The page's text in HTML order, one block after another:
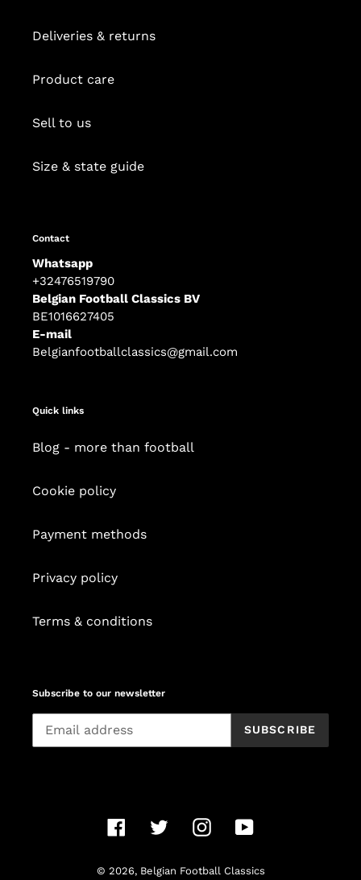
Deliveries & returns
Product care
Sell to us
Size & state guide
Contact
Whatsapp
+32476519790
Belgian Football Classics BV
BE1016627405
E-mail
Belgianfootballclassics@gmail.com
Quick links
Blog - more than football
Cookie policy
Payment methods
Privacy policy
Terms & conditions
Subscribe to our newsletter
SUBSCRIBE
FacebookTwitterInstagramYouTube
© 2026, Belgian Football Classics